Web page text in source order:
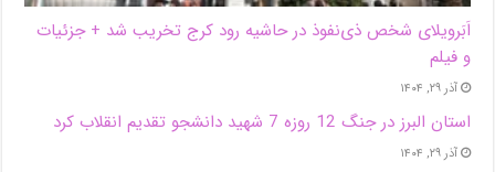
اَبَر‌ویلای شخص ذی‌نفوذ در حاشیه‌ رود کرج تخریب شد + جزئیات
و فیلم
آذر ۲۹, ۱۴۰۴
استان البرز در جنگ 12 روزه 7 شهید دانشجو تقدیم انقلاب کرد
آذر ۲۹, ۱۴۰۴